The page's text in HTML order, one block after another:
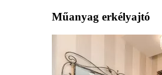
Műanyag erkélyajtó